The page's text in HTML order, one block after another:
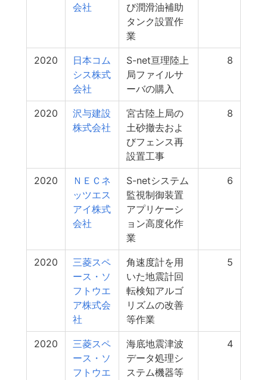
会社
び潤滑油補助
タンク設置作
業
2020
日本コム
シス株式
会社
S-net亘理陸上
局ファイルサ
ーバの購入
8
2020
沢与建設
株式会社
宮古陸上局の
土砂撤去およ
びフェンス再
設置工事
8
2020
ＮＥＣネ
ッツエス
アイ株式
会社
S-netシステム
監視制御装置
アプリケーシ
ョン高度化作
業
6
2020
三菱スペ
ース・ソ
フトウエ
ア株式会
社
角速度計を用
いた地震計回
転検知アルゴ
リズムの改善
等作業
5
2020
三菱スペ
ース・ソ
フトウエ
海底地震津波
データ処理シ
ステム機器等
4